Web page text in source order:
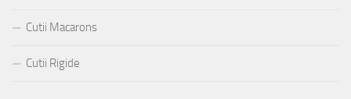
Cutii Macarons
Cutii Rigide